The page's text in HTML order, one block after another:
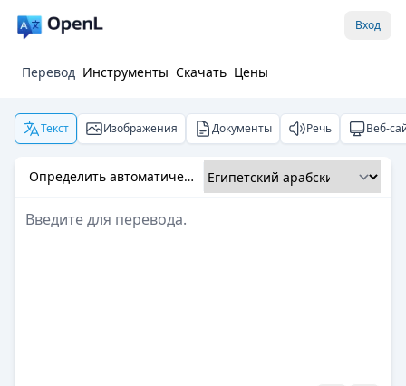
Вход
Перевод Инструменты Скачать Цены
Текст Изображения Документы Речь Веб-
Определить автоматически